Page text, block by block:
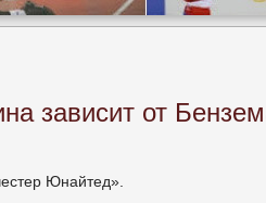
зависит от
Юнайтед».